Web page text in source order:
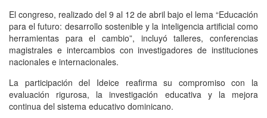
El congreso, realizado del 9 al 12 de abril bajo el lema “Educación
para el futuro: desarrollo sostenible y la inteligencia artificial como
herramientas para el cambio”, incluyó talleres, conferencias
magistrales e intercambios con investigadores de instituciones
nacionales e internacionales.
La participación del Ideice reafirma su compromiso con la
evaluación rigurosa, la investigación educativa y la mejora
continua del sistema educativo dominicano.